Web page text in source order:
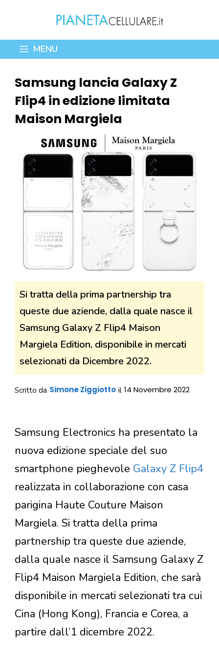
contenuto
MENU
Samsung lancia Galaxy Z
Flip4 in edizione limitata
Maison Margiela
Si tratta della prima partnership tra
queste due aziende, dalla quale nasce il
Samsung Galaxy Z Flip4 Maison
Margiela Edition, disponibile in mercati
selezionati da Dicembre 2022.
Scritto da Simone Ziggiotto il 14 Novembre 2022
Samsung Electronics ha presentato la
nuova edizione speciale del suo
smartphone pieghevole Galaxy Z Flip4
realizzata in collaborazione con casa
parigina Haute Couture Maison
Margiela. Si tratta della prima
partnership tra queste due aziende,
dalla quale nasce il Samsung Galaxy Z
Flip4 Maison Margiela Edition, che sarà
disponibile in mercati selezionati tra cui
Cina (Hong Kong), Francia e Corea, a
partire dall’1 dicembre 2022.